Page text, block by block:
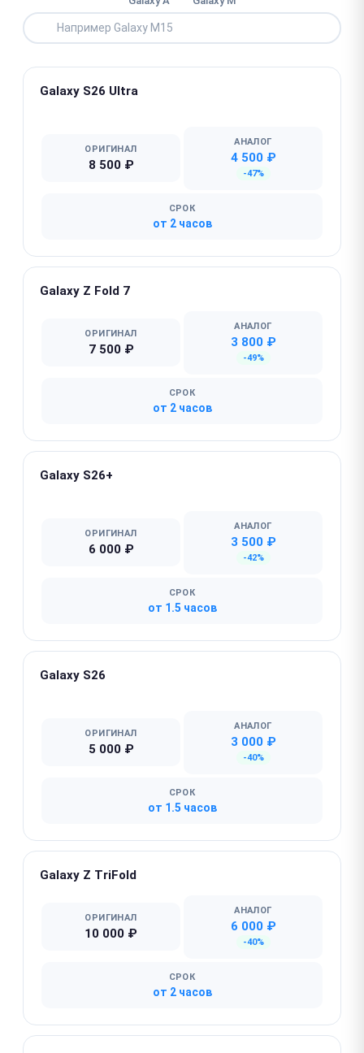
Galaxy S26 Ultra
ОРИГИНАЛ
8 500 ₽
АНАЛОГ
4 500 ₽
-47%
СРОК
от 2 часов
Galaxy Z Fold 7
ОРИГИНАЛ
7 500 ₽
АНАЛОГ
3 800 ₽
-49%
СРОК
от 2 часов
Galaxy S26+
ОРИГИНАЛ
6 000 ₽
АНАЛОГ
3 500 ₽
-42%
СРОК
от 1.5 часов
Galaxy S26
ОРИГИНАЛ
5 000 ₽
АНАЛОГ
3 000 ₽
-40%
СРОК
от 1.5 часов
Galaxy Z TriFold
ОРИГИНАЛ
10 000 ₽
АНАЛОГ
6 000 ₽
-40%
СРОК
от 2 часов